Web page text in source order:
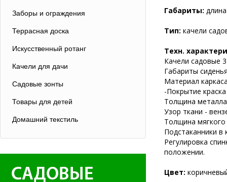
Заборы и ограждения
Террасная доска
Искусственный ротанг
Качели для дачи
Садовые зонты
Товары для детей
Домашний текстиль
Габариты:
Тип: качели
Техн.
Качели садовые
Габариты
Материал
-Покрытие
Толщина
Узор ткани -
Толщина
Подстаканники в
Регулировка
положении.
Цвет: